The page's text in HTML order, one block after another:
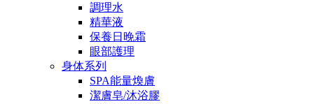
調理水
精華液
保養日晚霜
眼部護理
身体系列
SPA能量煥膚
潔膚皂/沐浴膠